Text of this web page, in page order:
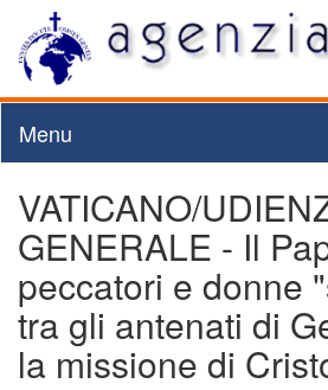
Menu
VATICANO/
GENERALE - Il
peccatori e donne
tra gli antenati di
la missione di